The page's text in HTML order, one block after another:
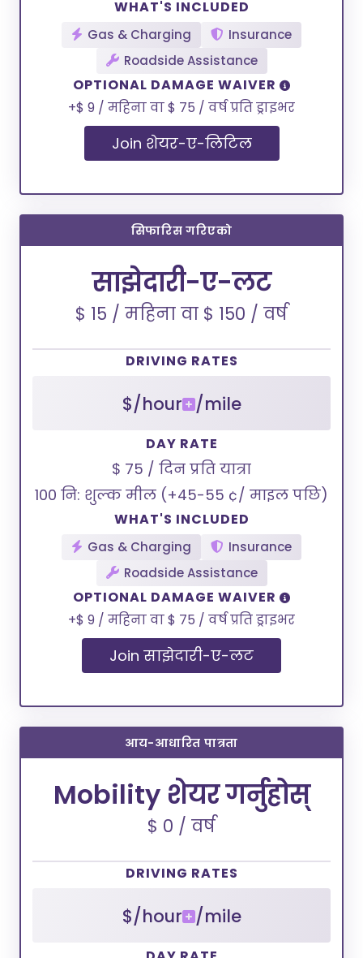
WHAT'S INCLUDED
Gas & Charging
Insurance
Roadside Assistance
OPTIONAL DAMAGE WAIVER
+$ 9 / महिना वा $ 75 / वर्ष प्रति ड्राइभर
Join शेयर-ए-लिटिल
सिफारिस गरिएको
साझेदारी-ए-लट
$ 15 / महिना वा $ 150 / वर्ष
DRIVING RATES
$/hour /mile
DAY RATE
$ 75 / दिन प्रति यात्रा
100 नि: शुल्क मील (+45-55 ¢/ माइल पछि)
WHAT'S INCLUDED
Gas & Charging
Insurance
Roadside Assistance
OPTIONAL DAMAGE WAIVER
+$ 9 / महिना वा $ 75 / वर्ष प्रति ड्राइभर
Join साझेदारी-ए-लट
आय-आधारित पात्रता
Mobility शेयर गर्नुहोस्
$ 0 / वर्ष
DRIVING RATES
$/hour /mile